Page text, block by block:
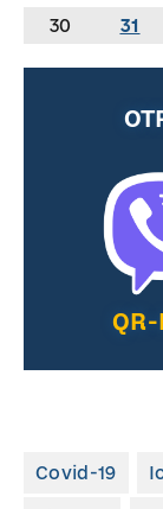
30
31
Covid-19